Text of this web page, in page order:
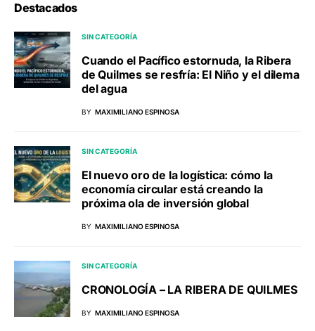
Destacados
SIN CATEGORÍA
Cuando el Pacífico estornuda, la Ribera
de Quilmes se resfría: El Niño y el dilema
del agua
BY MAXIMILIANO ESPINOSA
SIN CATEGORÍA
El nuevo oro de la logística: cómo la
economía circular está creando la
próxima ola de inversión global
BY MAXIMILIANO ESPINOSA
SIN CATEGORÍA
CRONOLOGÍA – LA RIBERA DE QUILMES
BY MAXIMILIANO ESPINOSA